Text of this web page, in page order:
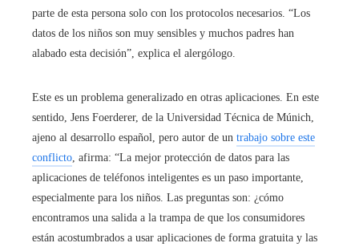
parte de esta persona solo con los protocolos necesarios. “Los
datos de los niños son muy sensibles y muchos padres han
alabado esta decisión”, explica el alergólogo.
Este es un problema generalizado en otras aplicaciones. En este
sentido, Jens Foerderer, de la Universidad Técnica de Múnich,
ajeno al desarrollo español, pero autor de un trabajo sobre este
conflicto , afirma: “La mejor protección de datos para las
aplicaciones de teléfonos inteligentes es un paso importante,
especialmente para los niños. Las preguntas son: ¿cómo
encontramos una salida a la trampa de que los consumidores
están acostumbrados a usar aplicaciones de forma gratuita y las